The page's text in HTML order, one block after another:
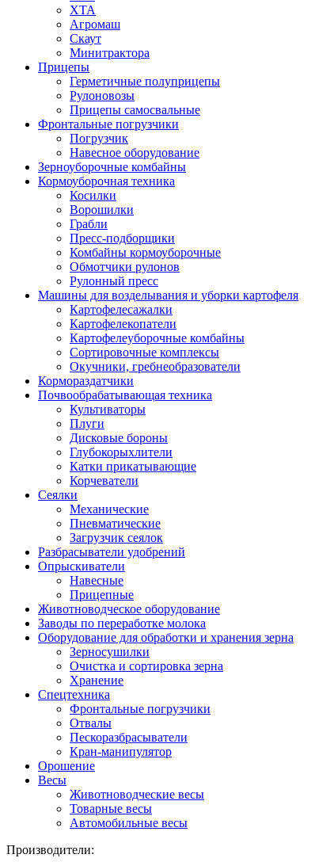
ХТА
Агромаш
Скаут
Минитрактора
Прицепы
Герметичные полуприцепы
Рулоновозы
Прицепы самосвальные
Фронтальные погрузчики
Погрузчик
Навесное оборудование
Зерноуборочные комбайны
Кормоуборочная техника
Косилки
Ворошилки
Грабли
Пресс-подборщики
Комбайны кормоуборочные
Обмотчики рулонов
Рулонный пресс
Машины для возделывания и уборки картофеля
Картофелесажалки
Картофелекопатели
Картофелеуборочные комбайны
Сортировочные комплексы
Окучники, гребнеобразователи
Кормораздатчики
Почвообрабатывающая техника
Культиваторы
Плуги
Дисковые бороны
Глубокорыхлители
Катки прикатывающие
Корчеватели
Сеялки
Механические
Пневматические
Загрузчик сеялок
Разбрасыватели удобрений
Опрыскиватели
Навесные
Прицепные
Животноводческое оборудование
Заводы по переработке молока
Оборудование для обработки и хранения зерна
Зерносушилки
Очистка и сортировка зерна
Хранение
Спецтехника
Фронтальные погрузчики
Отвалы
Пескоразбрасыватели
Кран-манипулятор
Орошение
Весы
Животноводческие весы
Товарные весы
Автомобильные весы
Производители: